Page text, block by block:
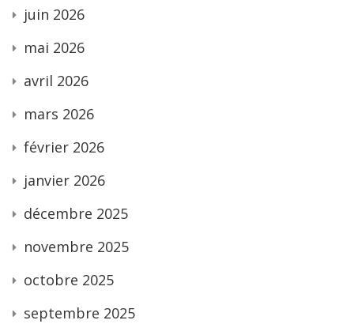
juin 2026
mai 2026
avril 2026
mars 2026
février 2026
janvier 2026
décembre 2025
novembre 2025
octobre 2025
septembre 2025